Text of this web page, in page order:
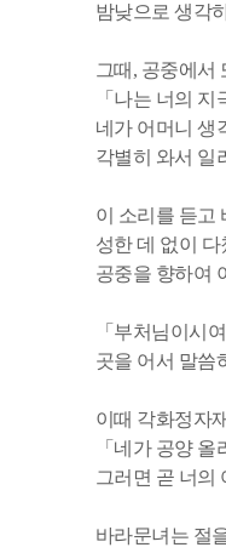
밤낮으로 생각
그때, 공중에서
「나는 너의
네가 어머니 생
각별히 와서 일
이 소리를 듣고
성한 데 없이
공중을 향하여
「부처님이시
곳을 어서 말씀
이때 각화정자
「네가 공양
그러면 곧 너의
바라문녀는 절